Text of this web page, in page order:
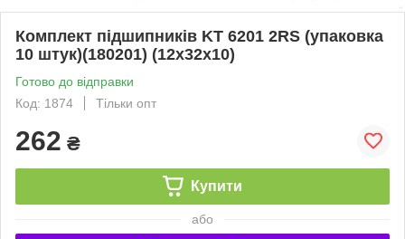
Комплект підшипників KT 6201 2RS (упаковка
10 штук)(180201) (12x32x10)
Готово до відправки
Код: 1874
Тільки опт
262 ₴
Купити
або